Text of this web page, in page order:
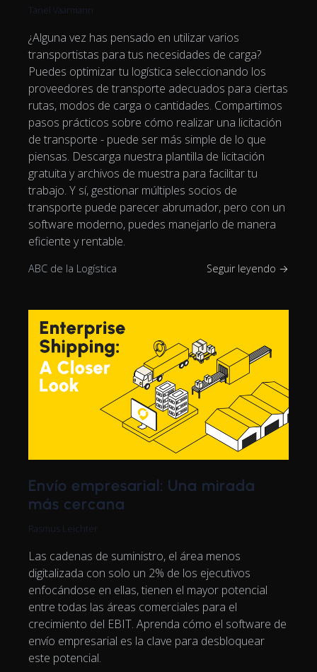
Tanel Vaarmann
¿Alguna vez has pensado en utilizar varios
transportistas para tus necesidades de carga?
Puedes optimizar tu logística seleccionando los
proveedores de transporte adecuados para ciertas
rutas, modos de carga o cantidades. Compartimos
pasos prácticos sobre cómo realizar una licitación
de transporte - puede ser más simple de lo que
piensas. Descarga nuestra plantilla de licitación
gratuita y archivos de muestra para facilitar tu
trabajo. Y sí, gestionar múltiples socios de
transporte puede parecer abrumador, pero con un
software moderno, puedes manejarlo de manera
eficiente y rentable.
ABC de la Logística Seguir leyendo →
Envío empresarial: Una mirada
más cercana
Rasmus Leichter
Las cadenas de suministro, el área menos
digitalizada con solo un 2% de los ejecutivos
enfocándose en ellas, tienen el mayor potencial
entre todas las áreas comerciales para el
crecimiento del EBIT. Aprenda cómo el software de
envío empresarial es la clave para desbloquear
este potencial.